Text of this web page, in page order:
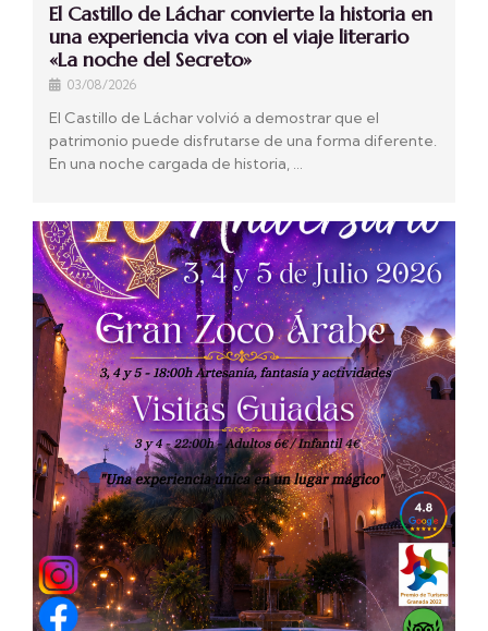
El Castillo de Láchar convierte la historia en
una experiencia viva con el viaje literario
«La noche del Secreto»
03/08/2026
El Castillo de Láchar volvió a demostrar que el
patrimonio puede disfrutarse de una forma diferente.
En una noche cargada de historia, …